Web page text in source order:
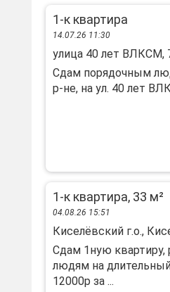
1-к квартира
14.07.26 11:30
улица 40 лет ВЛКСМ,
Сдам порядочным
р-не, на ул. 40 лет
1-к квартира, 33 м²
04.08.26 15:51
Киселёвский г.о.,
Сдам 1ную
людям на
12000р за ...